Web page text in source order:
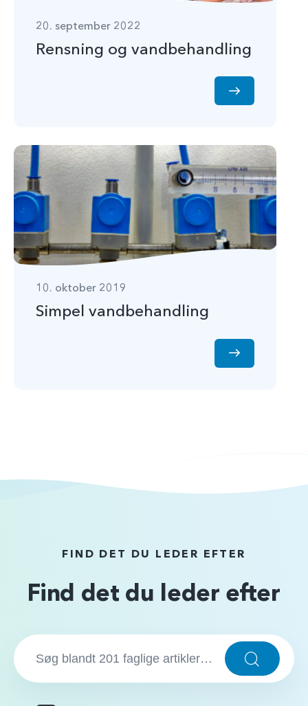
20. september 2022
Rensning og vandbehandling
10. oktober 2019
Simpel vandbehandling
FIND DET DU LEDER EFTER
Find det du leder efter
S
g
S
g